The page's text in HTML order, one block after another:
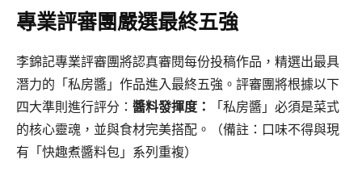
專業評審團嚴選最終五強
李錦記專業評審團將認真審閱每份投稿作品，精選出最具
潛力的「私房醬」作品進入最終五強。評審團將根據以下
四大準則進行評分： 醬料發揮度：
「私房醬」必須是菜式
的核心靈魂，並與食材完美搭配。（備註：口味不得與現
有「快趣煮醬料包」系列重複）